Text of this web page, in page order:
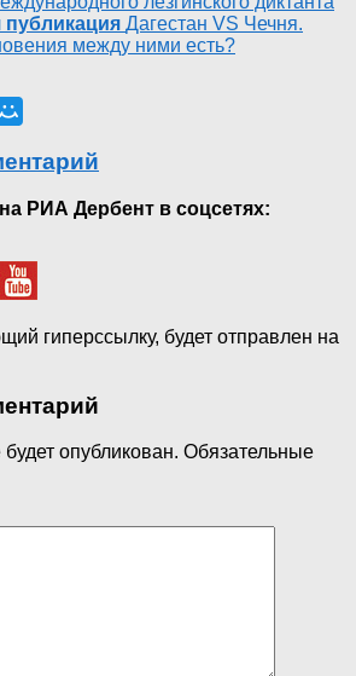
Дагестан VS Чечня.
между ними есть?
РИА Дербент в соцсетях:
гиперссылку, будет отправлен на
опубликован. Обязательные